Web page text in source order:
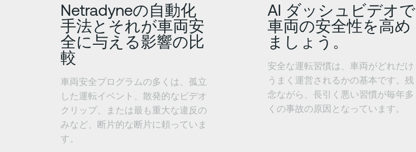
Netradyneの自動化
手法とそれが車両安
全に与える影響の比
較
車両安全プログラムの多くは、孤立
した運転イベント、散発的なビデオ
クリップ、または最も重大な違反の
みなど、断片的な断片に頼っていま
す。
AI ダッシュビデオで
車両の安全性を高め
ましょう。
安全な運転習慣は、車両がどれだけ
うまく運営されるかの基本です。残
念ながら、長引く悪い習慣が毎年多
くの事故の原因となっています。